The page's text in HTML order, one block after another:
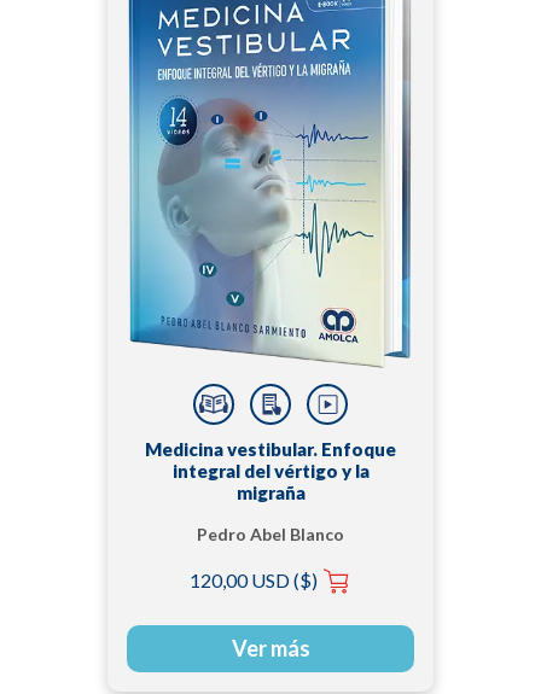
Medicina vestibular. Enfoque
integral del vértigo y la
migraña
Pedro Abel Blanco
120,00 USD ($)
Ver más